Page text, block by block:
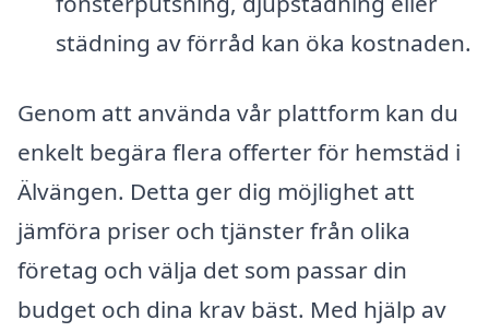
städning av förråd kan öka kostnaden.
Genom att använda vår plattform kan du
enkelt begära flera offerter för hemstäd i
Älvängen. Detta ger dig möjlighet att
jämföra priser och tjänster från olika
företag och välja det som passar din
budget och dina krav bäst. Med hjälp av